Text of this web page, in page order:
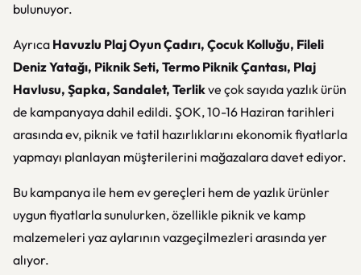
bulunuyor.
Ayrıca Havuzlu Plaj Oyun Çadırı, Çocuk Kolluğu, Fileli
Deniz Yatağı, Piknik Seti, Termo Piknik Çantası, Plaj
Havlusu, Şapka, Sandalet, Terlikve çok sayıda yazlık ürün
de kampanyaya dahil edildi. ŞOK, 10-16 Haziran tarihleri
arasında ev, piknik ve tatil hazırlıklarını ekonomik fiyatlarla
yapmayı planlayan müşterilerini mağazalara davet ediyor.
Bu kampanya ile hem ev gereçleri hem de yazlık ürünler
uygun fiyatlarla sunulurken, özellikle piknik ve kamp
malzemeleri yaz aylarının vazgeçilmezleri arasında yer
alıyor.